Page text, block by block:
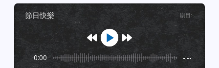
節日快樂 剧目 :-
0:00 -:--